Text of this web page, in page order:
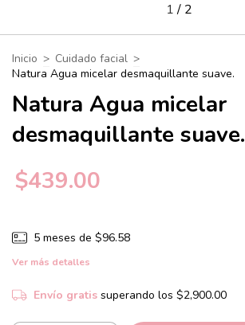
1/ 2
Inicio > Cuidado facial >
Natura Agua micelar desmaquillante suave.
Natura Agua micelar
desmaquillante suave.
$439.00
5 meses de $96.58
Ver más detalles
Envío gratis superando los $2,900.00